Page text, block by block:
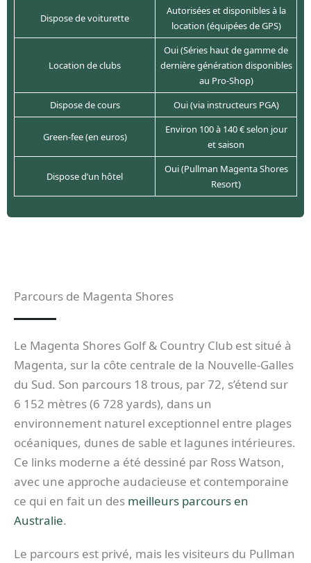
Dispose de voiturette
Autorisées et disponibles à la
location (équipées de GPS)
Location de clubs
Oui (Séries haut de gamme de
dernière génération disponibles
au Pro-Shop)
Dispose de cours
Oui (via instructeurs PGA)
Green-fee (en euros)
Environ 100 à 140 € selon jour
et saison
Dispose d’un hôtel
Oui (Pullman Magenta Shores
Resort)
Parcours de Magenta Shores
Le Magenta Shores Golf & Country Club est situé à
Magenta, sur la côte centrale de la Nouvelle-Galles
du Sud. Son parcours 18 trous, par 72, s’étend sur
6 152 mètres (6 728 yards), dans un
environnement naturel exceptionnel entre plages
océaniques, dunes de sable et lagunes intérieures.
Ce links moderne a été dessiné par Ross Watson,
avec une approche audacieuse et contemporaine
ce qui en fait un des meilleurs parcours en
Australie.
Le parcours est privé, mais les visiteurs du Pullman